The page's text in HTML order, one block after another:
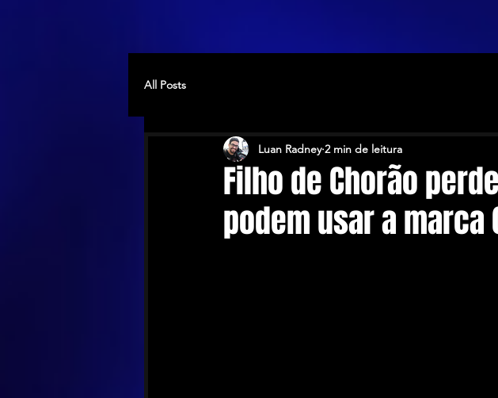
All Posts
Filho de Chorão
podem usar a marca
Luan Radney 2 min de leitura